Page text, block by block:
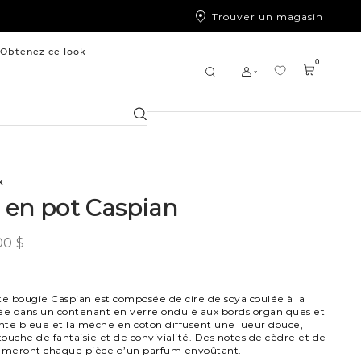
Trouver un magasin
Obtenez ce look
Chercher
0
en pot Caspian
$
bougie Caspian est composée de cire de soya coulée à la
dans un contenant en verre ondulé aux bords organiques et
bleue et la mèche en coton diffusent une lueur douce,
de fantaisie et de convivialité. Des notes de cèdre et de
chaque pièce d’un parfum envoûtant.